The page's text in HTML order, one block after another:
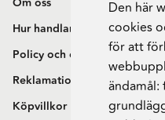
Den här
cookies
för att
ändamål:
Hur handlar jag?
Policy och cookies
Reklamation och retur
Köpvillkor